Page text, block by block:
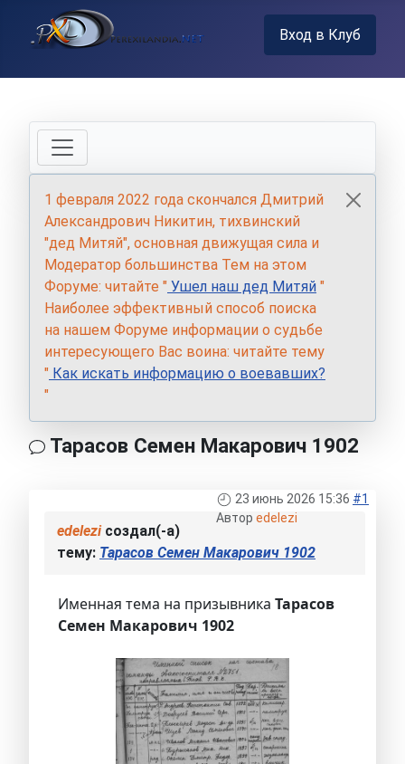
Вход в Клуб
1 февраля 2022 года скончался Дмитрий
Александрович Никитин, тихвинский
"дед Митяй", основная движущая сила и
Модератор большинства Тем на этом
Форуме: читайте " Ушел наш дед Митяй "
Наиболее эффективный способ поиска
на нашем Форуме информации о судьбе
интересующего Вас воина: читайте тему
" Как искать информацию о воевавших?
"
Тарасов Семен Макарович 1902
23 июнь 2026 15:36 #1
Автор edelezi
edeleziсоздал(-а)
тему: Тарасов Семен Макарович 1902
Именная тема на призывника Тарасов
Семен Макарович 1902